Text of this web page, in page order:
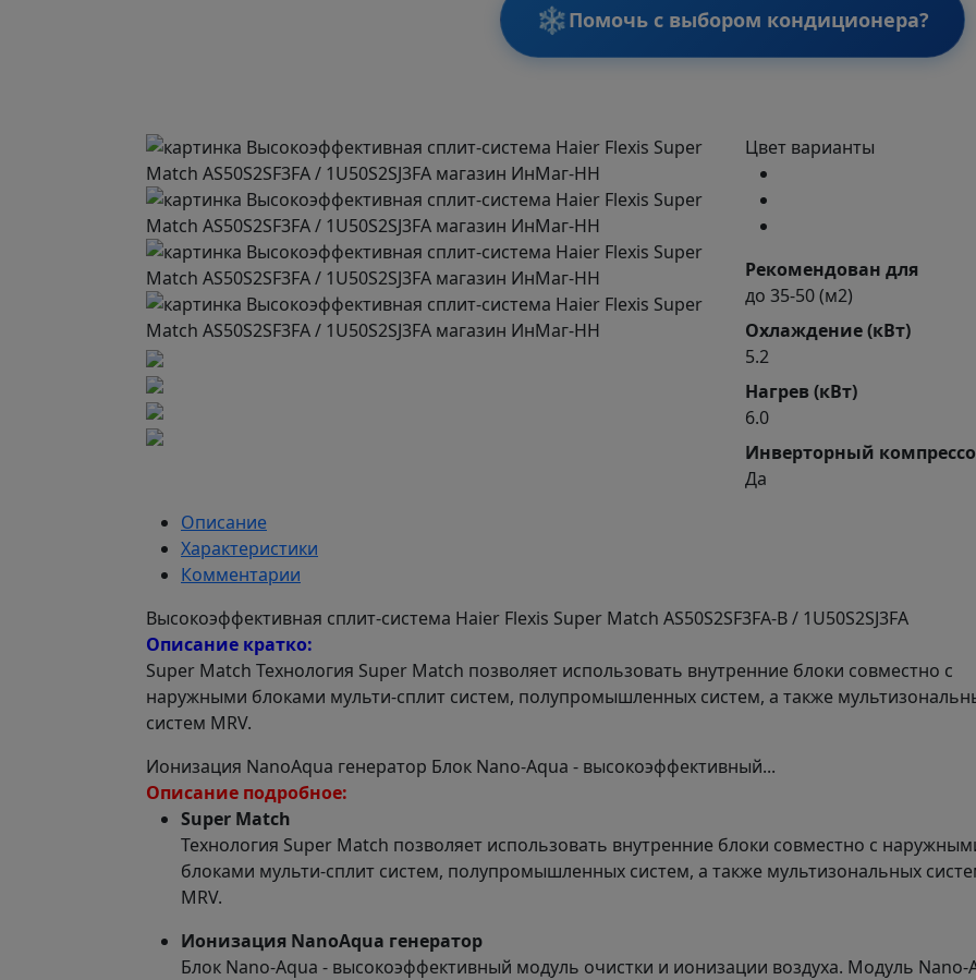
❄️Помочь с выбором кондиционера?
Цвет варианты
Рекомендован для
до 35-50 (м2)
Охлаждение (кВт)
5.2
Нагрев (кВт)
6.0
Инверторный
Да
Описание
Характеристики
Комментарии
Высокоэффективная сплит-система Haier Flexis Super Match AS50S2SF3FA-B / 1U50S2SJ3FA
Описание кратко:
Super Match Технология Super Match позволяет использовать внутренние блоки совместно с
наружными блоками мульти-сплит систем, полупромышленных систем, а также
систем MRV.
Ионизация NanoAqua генератор Блок Nano-Aqua - высокоэффективный...
Описание подробное:
Super Match
Технология Super Match позволяет использовать внутренние блоки совместно с
блоками мульти-сплит систем, полупромышленных систем, а также мультизональных
MRV.
Ионизация NanoAqua генератор
Блок Nano-Aqua - высокоэффективный модуль очистки и ионизации воздуха. Модуль Nano-